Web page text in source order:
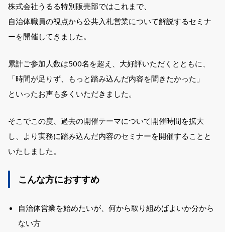
株式会社うるる特別販売部ではこれまで、
自治体職員の視点から公共入札営業について解説するセミナ
ーを開催してきました。
累計ご参加人数は500名を超え、大好評いただくとともに、
「時間が足りず、もっと踏み込んだ内容を聞きたかった」
といったお声も多くいただきました。
そこでこの度、過去の開催テーマについて開催時間を拡大
し、より実務に踏み込んだ内容のセミナーを開催することと
いたしました。
こんな方におすすめ
自治体営業を始めたいが、何から取り組めばよいか分から
ない方